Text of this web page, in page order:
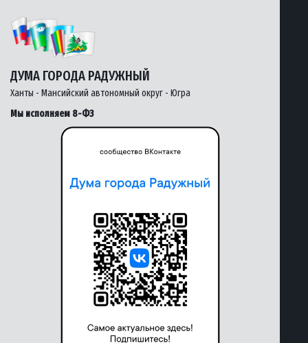
ДУМА ГОРОДА РАДУЖНЫЙ
Ханты - Мансийский автономный округ - Югра
Мы исполняем 8-ФЗ